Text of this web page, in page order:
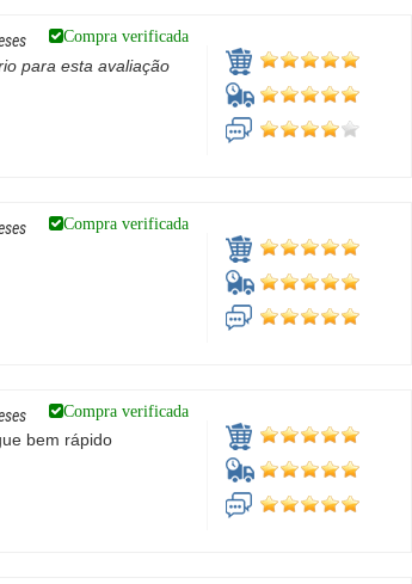
Compra verificada
para esta avaliação
Compra verificada
Compra verificada
bem rápido